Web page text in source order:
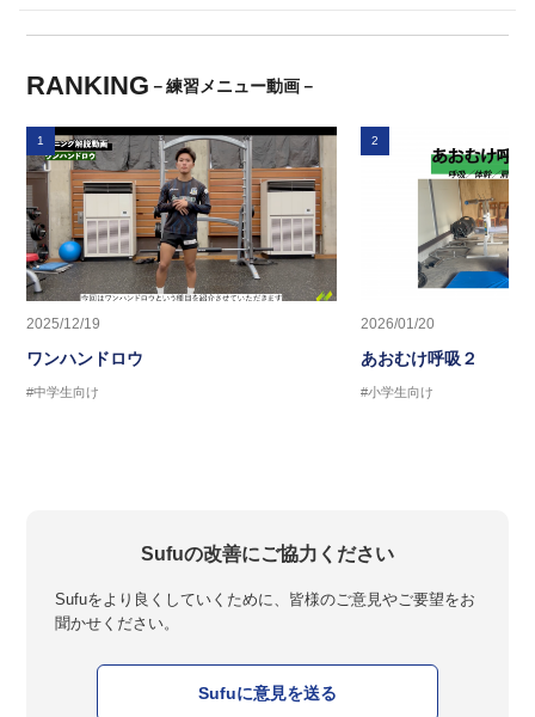
RANKING －練習メニュー動画－
1
2025/12/19
ワンハンドロウ
#中学生向け
2
2026/01/20
あおむけ呼吸２
#小学生向け
Sufuの改善にご協力ください
Sufuをより良くしていくために、皆様のご意見やご要望をお
聞かせください。
Sufuに意見を送る